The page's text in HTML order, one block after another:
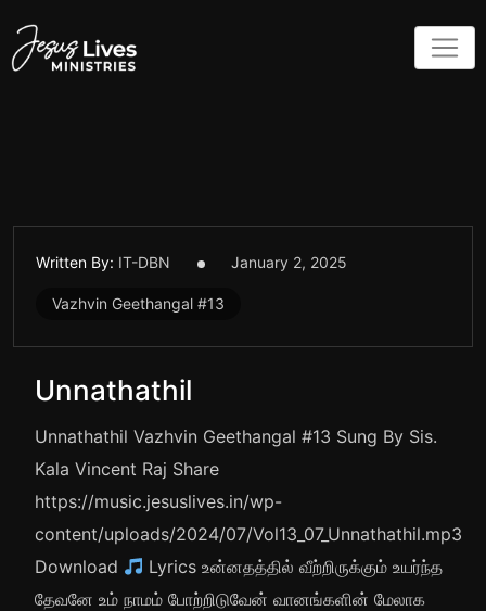
content
Written By: IT-DBN January 2, 2025
Vazhvin Geethangal #13
Unnathathil
Unnathathil Vazhvin Geethangal #13 Sung By Sis.
Kala Vincent Raj Share
https://music.jesuslives.in/wp-
content/uploads/2024/07/Vol13_07_Unnathathil.mp3
Download
Lyrics உன்னதத்தில் வீற்றிருக்கும் உயர்ந்த
தேவனே உம் நாமம் போற்றிடுவேன் வானங்களின் மேலாக